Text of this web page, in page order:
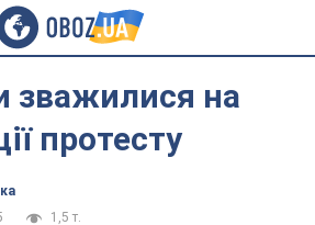
зважилися на
протесту
1,5 т.